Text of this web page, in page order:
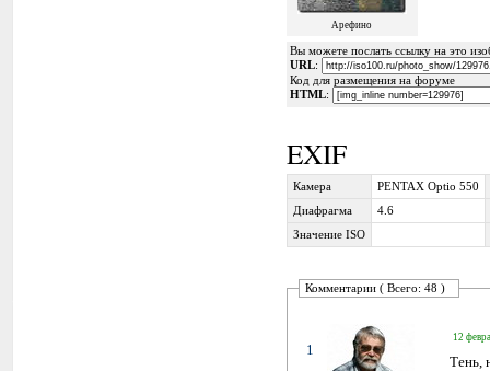
Арефино
Вы можете послать ссылку на это
URL:
Код для размещения на форуме
HTML:
EXIF
Камера
PENTAX Optio 550
Диафрагма
4.6
Значение ISO
Комментарии ( Всего: 48 )
1
12
Тень,